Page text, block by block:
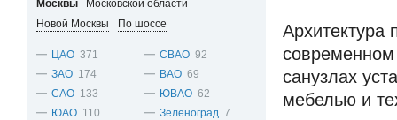
Москвы
Московской области
Новой Москвы
По шоссе
ЦАО 371
ЗАО 174
САО 133
ЮАО 110
СВАО 92
ВАО 69
ЮВАО 62
Зеленоград 7
Архитектура
современном
санузлах
мебелью и